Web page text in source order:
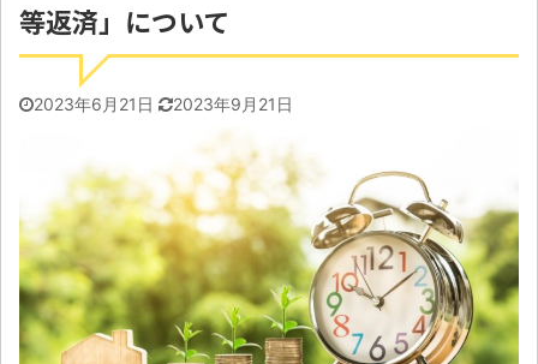
等返済」について
2023年6月21日 2023年9月21日